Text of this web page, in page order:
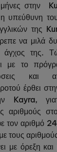
στην
υπεύθυνη
της
να μιλά
άγχος της.
με το
και
έρθει
Kayra,
αριθμούς
τον αριθμό
τους
με όρεξη και